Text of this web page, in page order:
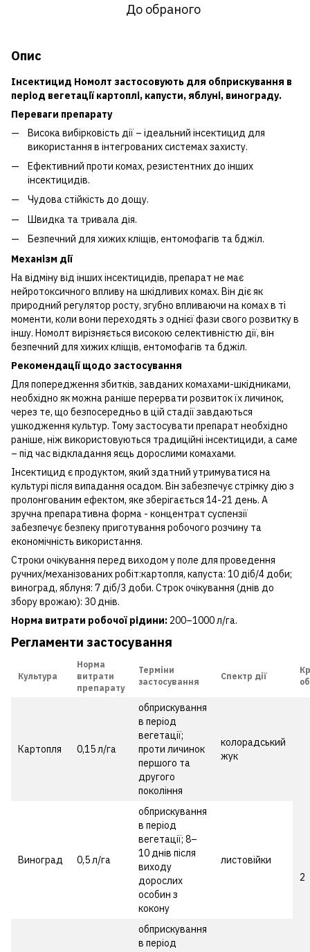
До обраного
Опис
Інсектицид Номолт застосовують для обприскування в
період вегетації картоплі, капусти, яблуні, винограду.
Переваги препарату
Висока вибірковість дії – ідеальний інсектицид для
використання в інтегрованих системах захисту.
Ефективний проти комах, резистентних до інших
інсектицидів.
Чудова стійкість до дощу.
Швидка та тривала дія.
Безпечний для хижих кліщів, ентомофагів та бджіл.
Механізм дії
На вiдмiну вiд iнших iнсектицидiв, препарат не має
нейротоксичного впливу на шкiдливих комах. Вiн дiє як
природний регулятор росту, згубно впливаючи на комах в тi
моменти, коли вони переходять з однiєї фази свого розвитку в
iншу. Номолт вирiзняється високою селективнiстю дiї, він
безпечний для хижих клiщiв, ентомофагiв та бджiл.
Рекомендації щодо застосування
Для попередження збиткiв, завданих комахами-шкiдниками,
необхiдно як можна ранiше перервати розвиток їх личинок,
через те, що безпосередньо в цiй стадiї завдаються
ушкодження культур. Тому застосувати препарат необхiдно
ранiше, нiж використовуються традицiйнi iнсектициди, а саме
– пiд час вiдкладання яєць дорослими комахами.
Інсектицид є продуктом, який здатний утримуватися на
культурі після випадання осадом. Він забезпечує стрімку дію з
пролонгованим ефектом, яке зберігається 14-21 день. А
зручна препаративна форма - концентрат суспензії
забезпечує безпеку приготування робочого розчину та
економічність використання.
Строки очікування перед виходом у поле для проведення
ручних/механізованих робіт:картопля, капуста: 10 діб/4 доби;
виноград, яблуня: 7 діб/3 доби. Строк очікування (днів до
збору врожаю): 30 днів.
Норма витрати робочої рідини: 200–1000 л/га.
Регламенти застосування
Культура
Норма
витрати
препарату
Терміни
застосування
Спектр дії
Картопля 0,15 л/га
обприскування
в період
вегетації;
проти личинок
першого та
другого
покоління
колорадський
жук
2
Виноград 0,5 л/га
обприскування
в період
вегетації; 8–
10 днів після
виходу
дорослих
особин з
кокону
листовійки
обприскування
в період